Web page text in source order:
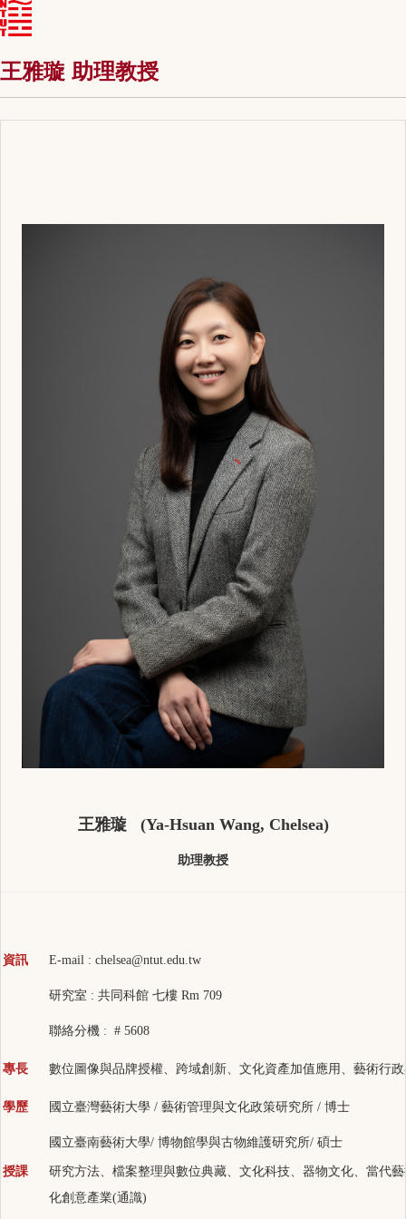
王雅璇 助理教授
王雅璇 (Ya-Hsuan Wang, Chelsea)
助理教授
資訊 E-mail : chelsea@ntut.edu.tw
研究室 : 共同科館 七樓 Rm 709
聯絡分機 : # 5608
專長 數位圖像與品牌授權、跨域創新、文化資產加值應用、藝術行
學歷 國立臺灣藝術大學 / 藝術管理與文化政策研究所 / 博士
國立臺南藝術大學/ 博物館學與古物維護研究所/ 碩士
授課
研究方法、檔案整理與數位典藏、文化科技、器物文化、當代
化創意產業(通識)